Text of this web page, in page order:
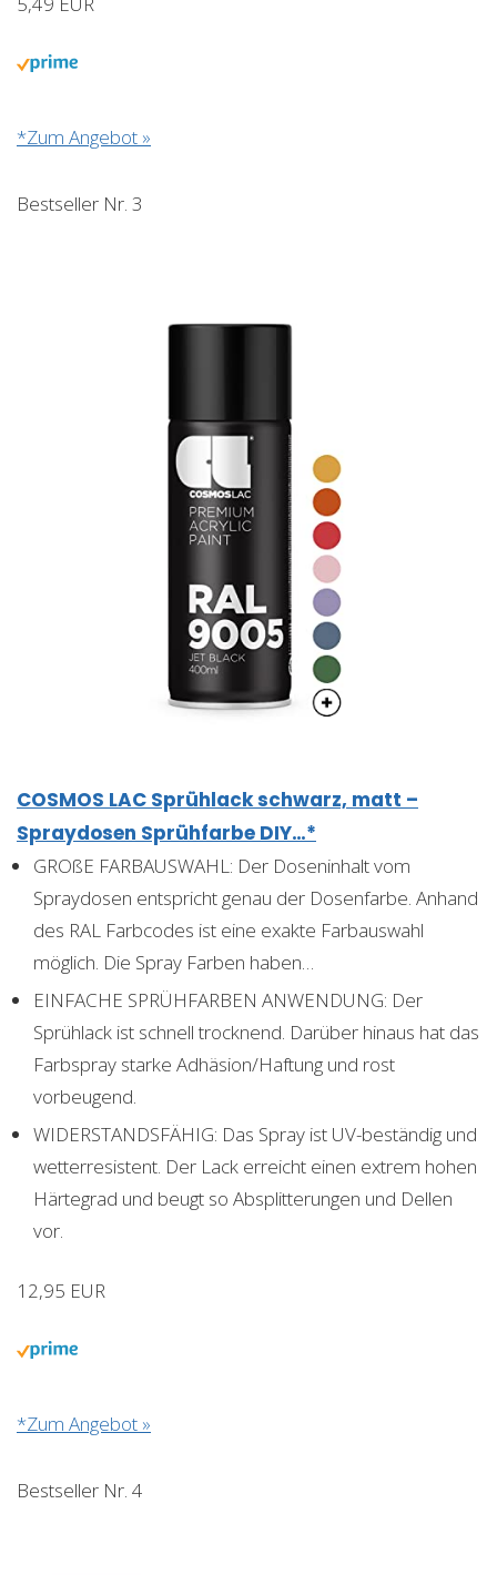
*Zum Angebot »
Bestseller Nr. 3
COSMOS LAC Sprühlack schwarz, matt –
Spraydosen Sprühfarbe DIY…*
GROßE FARBAUSWAHL: Der Doseninhalt vom
Spraydosen entspricht genau der Dosenfarbe. Anhand
des RAL Farbcodes ist eine exakte Farbauswahl
möglich. Die Spray Farben haben…
EINFACHE SPRÜHFARBEN ANWENDUNG: Der
Sprühlack ist schnell trocknend. Darüber hinaus hat das
Farbspray starke Adhäsion/Haftung und rost
vorbeugend.
WIDERSTANDSFÄHIG: Das Spray ist UV-beständig und
wetterresistent. Der Lack erreicht einen extrem hohen
Härtegrad und beugt so Absplitterungen und Dellen
vor.
12,95 EUR
*Zum Angebot »
Bestseller Nr. 4